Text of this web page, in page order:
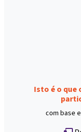
Isto é o
com base